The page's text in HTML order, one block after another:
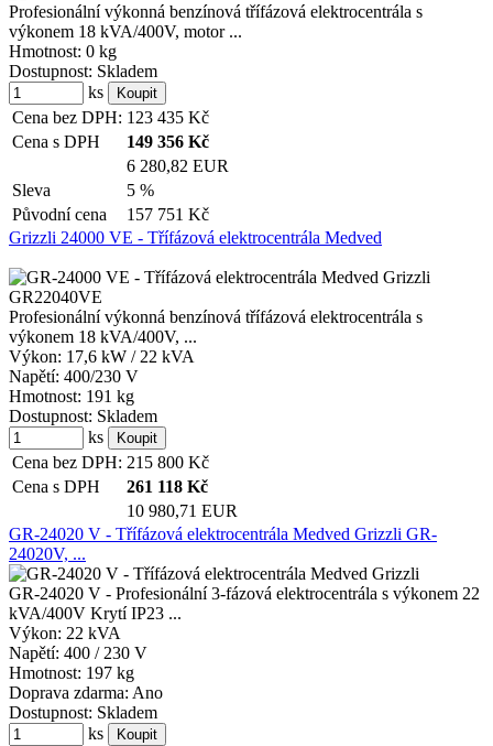
Profesionální výkonná benzínová třífázová elektrocentrála s
výkonem 18 kVA/400V, motor ...
Hmotnost: 0 kg
Dostupnost: Skladem
ks
Cena bez DPH: 123 435 Kč
Cena s DPH
149 356 Kč
6 280,82 EUR
Sleva
5 %
Původní cena
157 751 Kč
Grizzli 24000 VE - Třífázová elektrocentrála Medved
Profesionální výkonná benzínová třífázová elektrocentrála s
výkonem 18 kVA/400V, ...
Výkon: 17,6 kW / 22 kVA
Napětí: 400/230 V
Hmotnost: 191 kg
Dostupnost: Skladem
ks
Cena bez DPH: 215 800 Kč
Cena s DPH
261 118 Kč
10 980,71 EUR
GR-24020 V - Třífázová elektrocentrála Medved Grizzli GR-
24020V, ...
GR-24020 V - Profesionální 3-fázová elektrocentrála s výkonem 22
kVA/400V Krytí IP23 ...
Výkon: 22 kVA
Napětí: 400 / 230 V
Hmotnost: 197 kg
Doprava zdarma: Ano
Dostupnost: Skladem
ks